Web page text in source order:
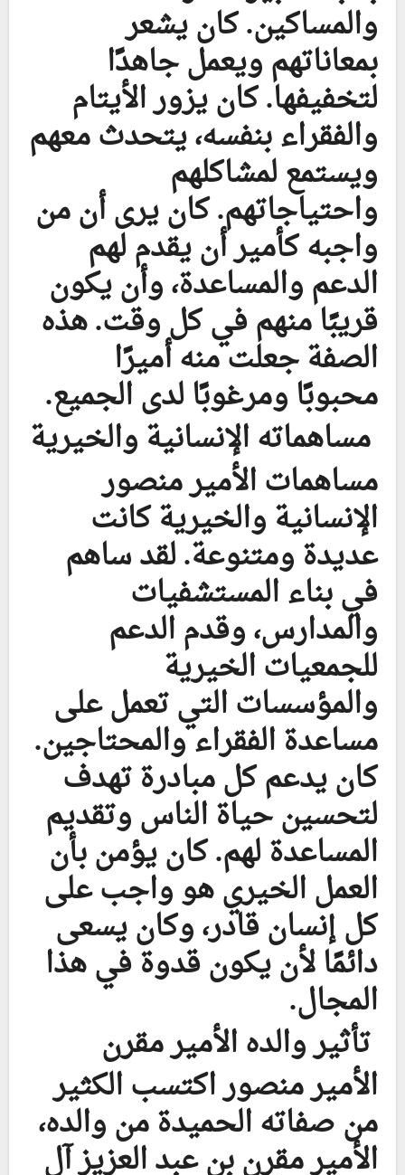
والمساكين. كان يشعر
بمعاناتهم ويعمل جاهدًا
لتخفيفها. كان يزور الأيتام
والفقراء بنفسه، يتحدث معهم
ويستمع لمشاكلهم
واحتياجاتهم. كان يرى أن من
واجبه كأمير أن يقدم لهم
الدعم والمساعدة، وأن يكون
قريبًا منهم في كل وقت. هذه
الصفة جعلت منه أميرًا
محبوبًا ومرغوبًا لدى الجميع.
مساهماته الإنسانية والخيرية
مساهمات الأمير منصور
الإنسانية والخيرية كانت
عديدة ومتنوعة. لقد ساهم
في بناء المستشفيات
والمدارس، وقدم الدعم
للجمعيات الخيرية
والمؤسسات التي تعمل على
مساعدة الفقراء والمحتاجين.
كان يدعم كل مبادرة تهدف
لتحسين حياة الناس وتقديم
المساعدة لهم. كان يؤمن بأن
العمل الخيري هو واجب على
كل إنسان قادر، وكان يسعى
دائمًا لأن يكون قدوة في هذا
المجال.
تأثير والده الأمير مقرن
الأمير منصور اكتسب الكثير
من صفاته الحميدة من والده،
الأمير مقرن بن عبد العزيز آل